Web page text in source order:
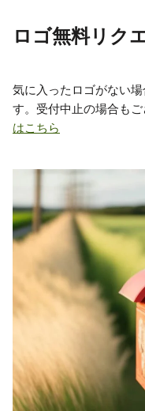
ロゴ無料リク
気に入ったロゴがない
す。受付中止の場合もご
はこちら